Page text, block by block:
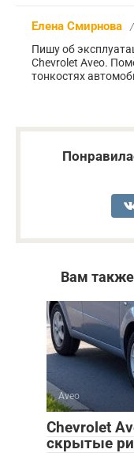
Елена Смирнова
Пишу об
Chevrolet Aveo.
тонкостях
Вам
Aveo
Chevrolet
скрытые